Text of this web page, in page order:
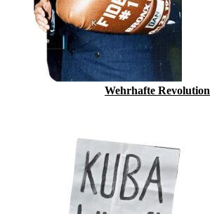
Wehrhafte Revolution